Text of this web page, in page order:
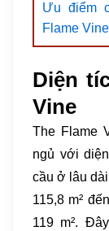
Ưu điểm
Flame Vine
Diện
Vine
The Flame
ngủ với
cầu ở lâu
115,8 m²
119 m².